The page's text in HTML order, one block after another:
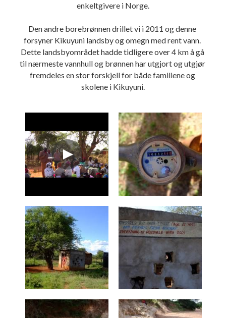
enkeltgivere i Norge.
Den andre borebrønnen drillet vi i 2011 og denne
forsyner Kikuyuni landsby og omegn med rent vann.
Dette landsbyområdet hadde tidligere over 4 km å gå
til nærmeste vannhull og brønnen har utgjort og utgjør
fremdeles en stor forskjell for både familiene og
skolene i Kikuyuni.